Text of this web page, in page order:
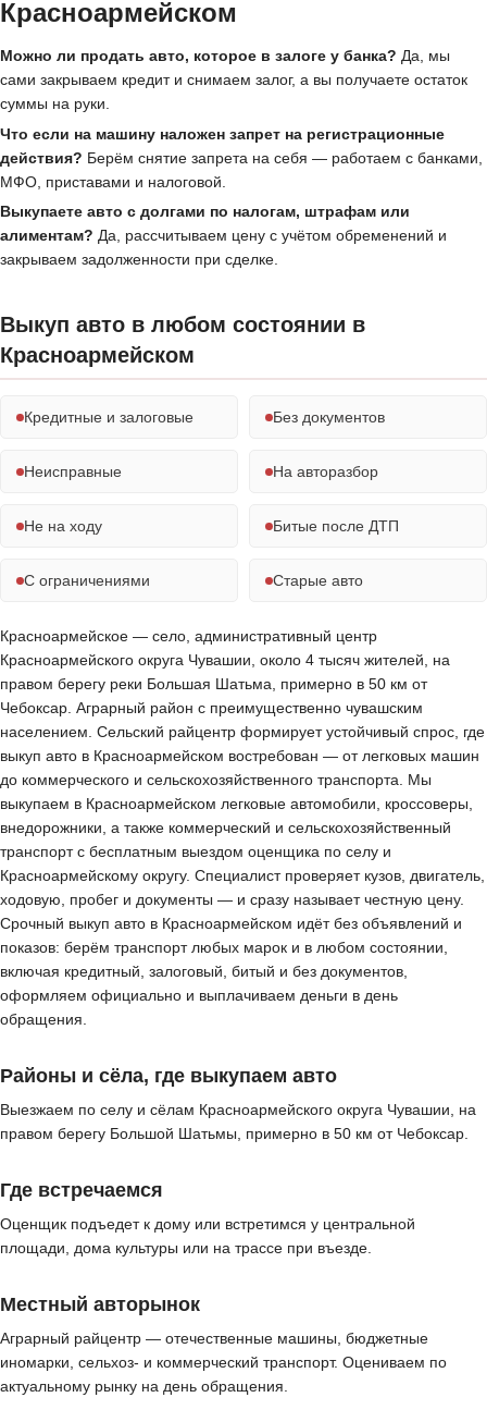
Красноармейском
Можно ли продать авто, которое в залоге у банка? Да, мы
сами закрываем кредит и снимаем залог, а вы получаете остаток
суммы на руки.
Что если на машину наложен запрет на регистрационные
действия? Берём снятие запрета на себя — работаем с банками,
МФО, приставами и налоговой.
Выкупаете авто с долгами по налогам, штрафам или
алиментам? Да, рассчитываем цену с учётом обременений и
закрываем задолженности при сделке.
Выкуп авто в любом состоянии в
Красноармейском
Кредитные и залоговые Без документов
Неисправные На авторазбор
Не на ходу Битые после ДТП
С ограничениями Старые авто
Красноармейское — село, административный центр
Красноармейского округа Чувашии, около 4 тысяч жителей, на
правом берегу реки Большая Шатьма, примерно в 50 км от
Чебоксар. Аграрный район с преимущественно чувашским
населением. Сельский райцентр формирует устойчивый спрос, где
выкуп авто в Красноармейском востребован — от легковых машин
до коммерческого и сельскохозяйственного транспорта. Мы
выкупаем в Красноармейском легковые автомобили, кроссоверы,
внедорожники, а также коммерческий и сельскохозяйственный
транспорт с бесплатным выездом оценщика по селу и
Красноармейскому округу. Специалист проверяет кузов, двигатель,
ходовую, пробег и документы — и сразу называет честную цену.
Срочный выкуп авто в Красноармейском идёт без объявлений и
показов: берём транспорт любых марок и в любом состоянии,
включая кредитный, залоговый, битый и без документов,
оформляем официально и выплачиваем деньги в день
обращения.
Районы и сёла, где выкупаем авто
Выезжаем по селу и сёлам Красноармейского округа Чувашии, на
правом берегу Большой Шатьмы, примерно в 50 км от Чебоксар.
Где встречаемся
Оценщик подъедет к дому или встретимся у центральной
площади, дома культуры или на трассе при въезде.
Местный авторынок
Аграрный райцентр — отечественные машины, бюджетные
иномарки, сельхоз- и коммерческий транспорт. Оцениваем по
актуальному рынку на день обращения.